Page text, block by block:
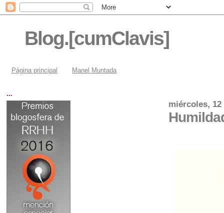
Blog.[cumClavis]
Página principal Manel Muntada
miércoles, 12
...